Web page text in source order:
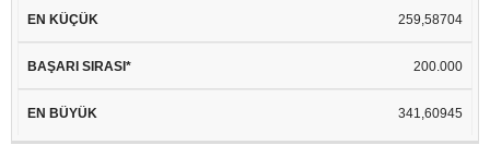
259,58704
200.000
341,60945